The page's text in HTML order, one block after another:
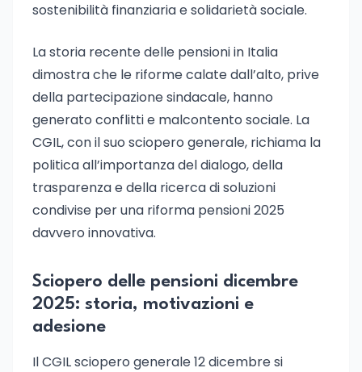
sostenibilità finanziaria e solidarietà sociale.
La storia recente delle pensioni in Italia
dimostra che le riforme calate dall’alto, prive
della partecipazione sindacale, hanno
generato conflitti e malcontento sociale. La
CGIL, con il suo sciopero generale, richiama la
politica all’importanza del dialogo, della
trasparenza e della ricerca di soluzioni
condivise per una riforma pensioni 2025
davvero innovativa.
Sciopero delle pensioni dicembre
2025: storia, motivazioni e
adesione
Il CGIL sciopero generale 12 dicembre si